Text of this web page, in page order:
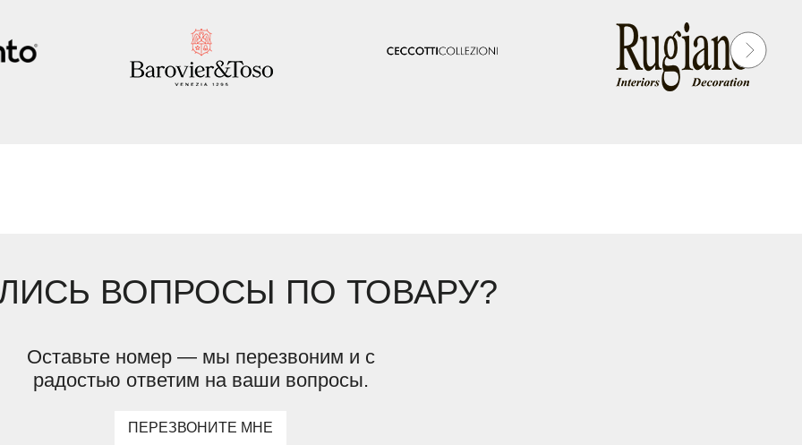
ВОПРОСЫ ПО ТОВАРУ?
Оставьте номер — мы перезвоним и с
радостью ответим на ваши вопросы.
ПЕРЕЗВОНИТЕ МНЕ